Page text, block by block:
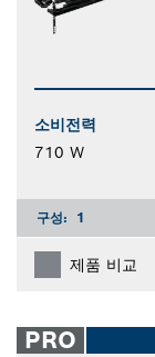
소비전력
710 W
구성: 1
제품 비교
PRO